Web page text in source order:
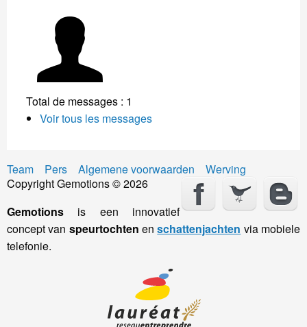
Total de messages : 1
Voir tous les messages
Team Pers Algemene voorwaarden
Werving
Copyright Gemotions © 2026
Gemotions is een innovatief
concept van speurtochten enschattenjachten via mobiele
telefonie.